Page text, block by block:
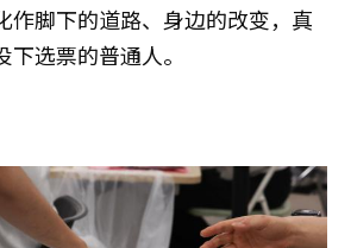
作脚下的道路、身边的改变，真
选票的普通人。